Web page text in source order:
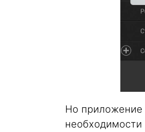
Но приложение